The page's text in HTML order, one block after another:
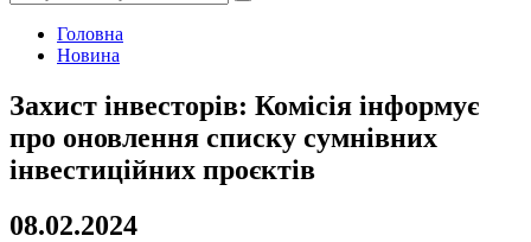
Головна
Новина
Захист інвесторів: Комісія інформує
про оновлення списку сумнівних
інвестиційних проєктів
08.02.2024